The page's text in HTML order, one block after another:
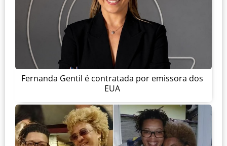
Fernanda Gentil é contratada por emissora dos
EUA